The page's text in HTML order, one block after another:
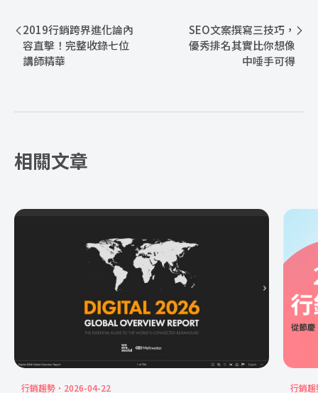
2019行銷跨界進化論內
容直擊！完整收錄七位
講師精華
SEO文案撰寫三技巧，
優秀排名其實比你想像
中唾手可得
相關文章
行銷趨勢 2026-04-22 行銷趨